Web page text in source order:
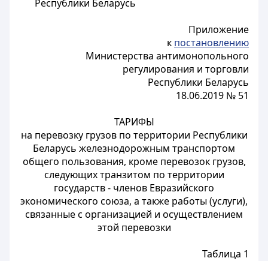
Республики Беларусь
Приложение
к постановлению
Министерства антимонопольного
регулирования и торговли
Республики Беларусь
18.06.2019 № 51
ТАРИФЫ
на перевозку грузов по территории Республики
Беларусь железнодорожным транспортом
общего пользования, кроме перевозок грузов,
следующих транзитом по территории
государств - членов Евразийского
экономического союза, а также работы (услуги),
связанные с организацией и осуществлением
этой перевозки
Таблица 1